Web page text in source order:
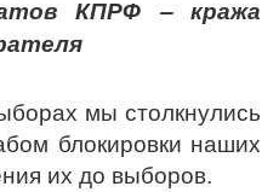
КПРФ – кража
мы столкнулись
блокировки наших
их до выборов.